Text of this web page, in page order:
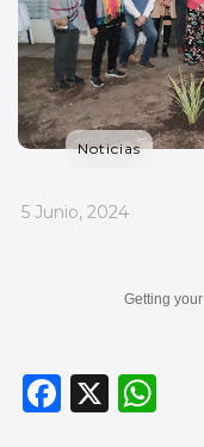
Noticias
_
5 Junio, 2024
Getting your
F
X